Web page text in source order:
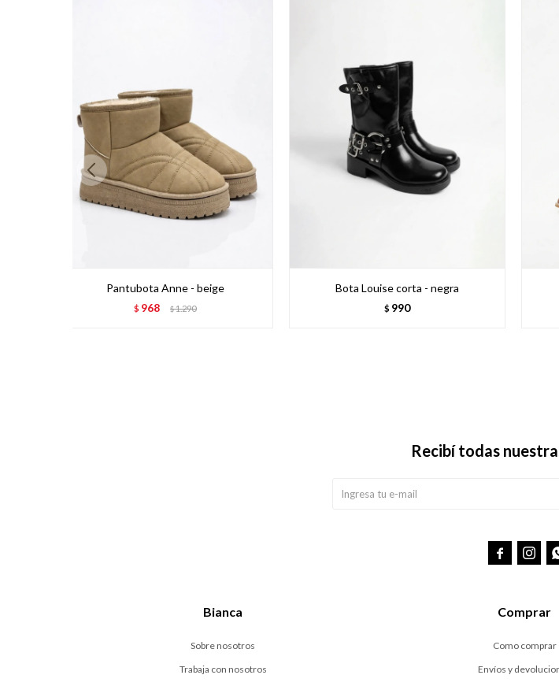
Pantubota Anne - beige
$ 968 $1.290
Bota Louise corta - negra
$ 990
Bianca
Sobre nosotros
Trabaja con nosotros
Comprar
Como comprar
Envíos y
Recibí todas
 